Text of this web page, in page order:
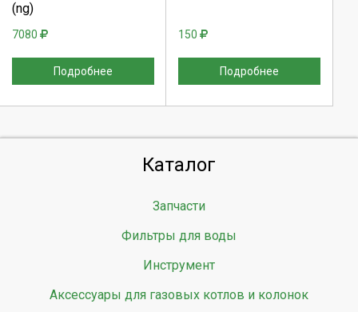
(ng)
7080
Подробнее
150
Подробнее
Каталог
Запчасти
Фильтры для воды
Инструмент
Аксессуары для газовых котлов и колонок